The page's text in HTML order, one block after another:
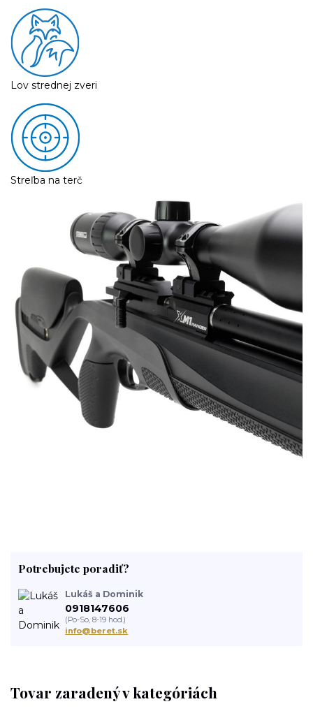
Lov strednej zveri
Streľba na terč
Tovar zaradený v kategóriách
Potrebujete poradiť?
Lukáš a Dominik
0918147606
(Po-So, 8-19 hod.)
info@beret.sk